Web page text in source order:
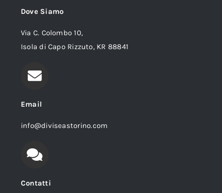
Dove Siamo
Via C. Colombo 10,
Isola di Capo Rizzuto, KR 88841
Email
info@diviseastorino.com
Contatti